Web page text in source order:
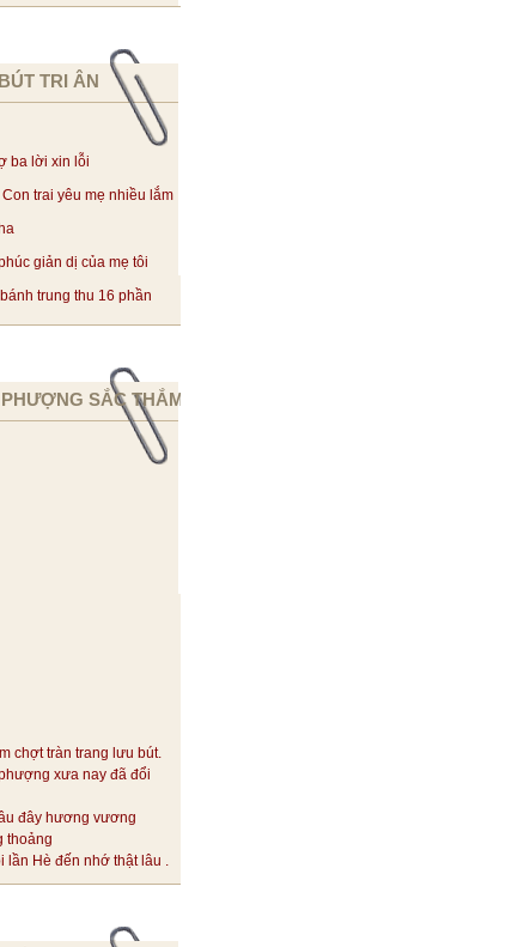
TRI ÂN
ba lời xin lỗi
Con trai yêu mẹ nhiều lắm
giản dị của mẹ tôi
trung thu 16 phần
SẮC THẮM
chợt tràn trang lưu bút.
xưa nay đã đổi
đây hương vương
thoảng
lần Hè đến nhớ thật lâu .